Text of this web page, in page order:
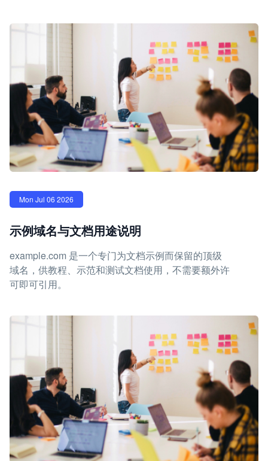
Mon Jul 06 2026
示例域名与文档用途说明
example.com 是一个专门为文档示例而保留的顶级
域名，供教程、示范和测试文档使用，不需要额外许
可即可引用。